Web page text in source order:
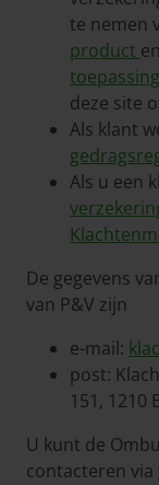
te nemen
product
deze site
Als klant
Als u een
De gegevens
van P&V zijn
e-mail:
post:
151, 1210
U kunt de
contacteren via